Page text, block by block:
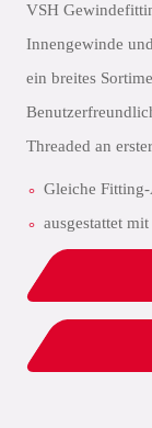
VSH
Innengewinde
ein breites
Threaded an
Gleiche
ausgestattet